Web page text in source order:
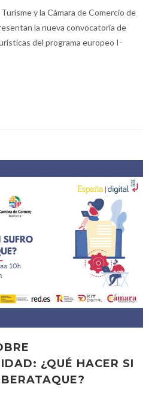
y la Cámara de Comercio de
la nueva convocatoria de
del programa europeo I-
¿QUÉ HACER SI